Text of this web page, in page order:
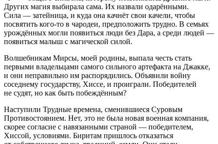
Других магия выбирала сама. Их назвали одарёнными.
Сила — затейница, и куда она качнёт свои качели, чтобы
посвятить кого-то в чародеи, предположить трудно. В семьях
урождённых могли появиться люди без Дара, а среди людей —
появиться малыш с магической силой.
Волшебникам Мирсы, моей родины, выпала честь стать
первыми владельцами самого сильного артефакта на Джакке,
и они неправильно им распорядились. Объявили войну
соседнему государству, Хиссе, и проиграли. Победителей
не судят, но как быть побеждённым?
Наступили Трудные времена, сменившиеся Суровым
Противостоянием. Нет, это не была новая военная компания,
скорее согласие с навязанными страной — победителем,
Хиссой, условиями. Биритам пришлось отказаться